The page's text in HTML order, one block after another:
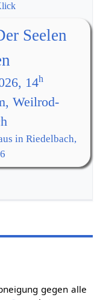
Seelen
14h
Weilrod-
in Riedelbach,
gegen alle